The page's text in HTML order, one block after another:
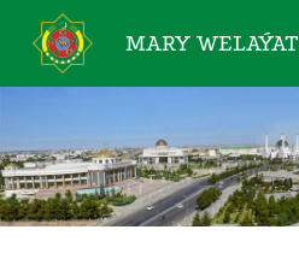
MARY WELAÝAT